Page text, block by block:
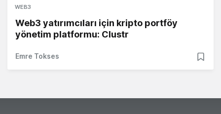
WEB3
Web3 yatırımcıları için kripto portföy
yönetim platformu: Clustr
Emre Tokses